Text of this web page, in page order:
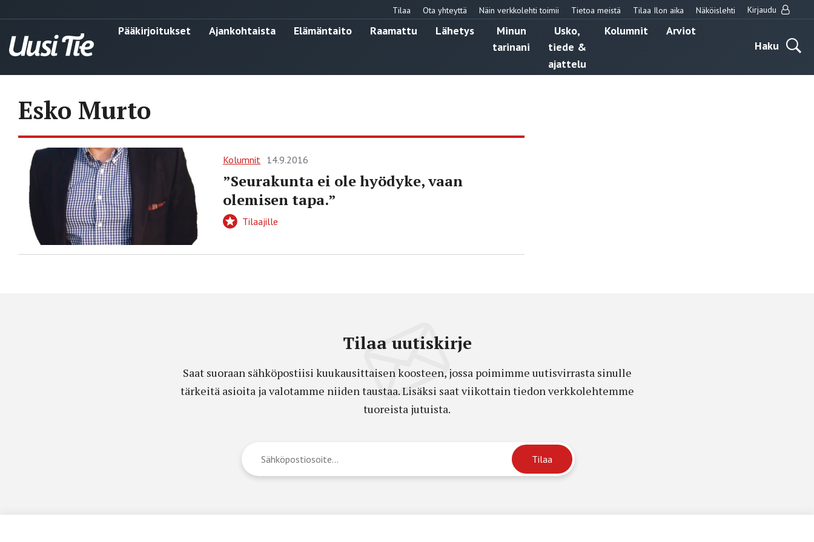
Tilaa Ota yhteyttä Näin verkkolehti toimii Tietoa meistä Tilaa Ilon aika Näköislehti Kirjaudu
Pääkirjoitukset Ajankohtaista Elämäntaito Raamattu Lähetys
Minun
tarinani
Usko,
tiede &
ajattelu
Kolumnit
Arviot
Haku
Esko Murto
Kolumnit 14.9.2016
”Seurakunta ei ole hyödyke, vaan
olemisen tapa.”
Tilaajille
Tilaa uutiskirje
Saat suoraan sähköpostiisi kuukausittaisen koosteen, jossa poimimme uutisvirrasta sinulle
tärkeitä asioita ja valotamme niiden taustaa. Lisäksi saat viikottain tiedon verkkolehtemme
tuoreista jutuista.